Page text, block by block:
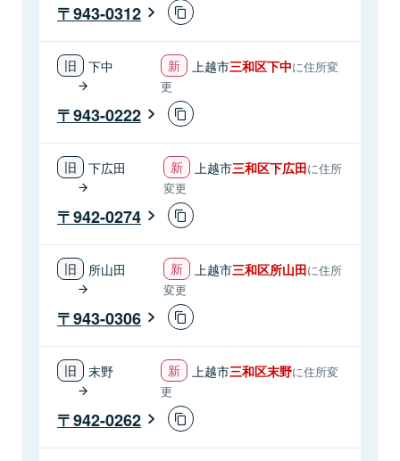
943-0312
下中 上越市三和区下中に住所変
更
943-0222
下広田 上越市三和区下広田に住所
変更
942-0274
所山田 上越市三和区所山田に住所
変更
943-0306
末野 上越市三和区末野に住所変
更
942-0262